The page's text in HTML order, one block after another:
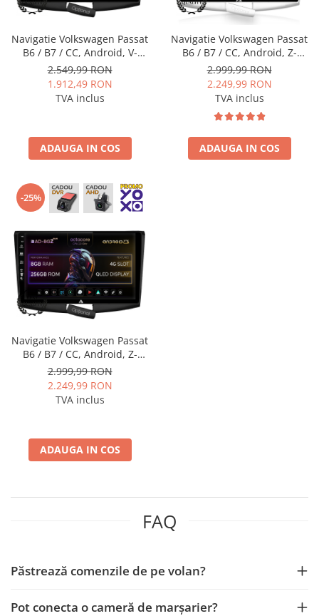
Navigatie Volkswagen Passat
B6 / B7 / CC, Android, V-
Octacore / 4GB RAM + 64GB
ROM, 10.36 Inch - AD-
BGV10004+AD-BGRKIT025B
2.549,99 RON
1.912,49 RON
TVA inclus
ADAUGA IN COS
Navigatie Volkswagen Passat
B6 / B7 / CC, Android, Z-
Octacore / 8GB RAM + 256GB
ROM, 10.1 Inch - AD-
BGZ10008+AD-BGRKIT025
2.999,99 RON
2.249,99 RON
TVA inclus
ADAUGA IN COS
-25%
Navigatie Volkswagen Passat
B6 / B7 / CC, Android, Z-
Octacore / 8GB RAM + 256GB
ROM, 10.1 Inch - AD-
BGZ10008+AD-BGRKIT025B
2.999,99 RON
2.249,99 RON
TVA inclus
ADAUGA IN COS
FAQ
Păstrează comenzile de pe volan?
Pot conecta o cameră de marșarier?